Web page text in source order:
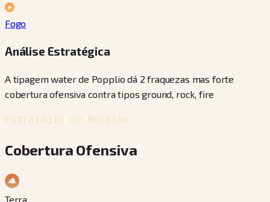
Fogo
Análise Estratégica
A tipagem water de Popplio dá 2 fraquezas mas forte
cobertura ofensiva contra tipos ground, rock, fire
Estratégia de Batalha
Cobertura Ofensiva
Terra